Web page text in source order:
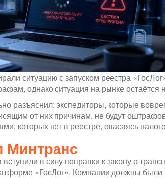
ситуацию с запуском реестра
однако ситуация на рынке остаётся
разъяснил: экспедиторы, которые
от них причинам, не будут
которых нет в реестре, опасаясь
Минтранс
в силу поправки к закону о
«ГосЛог». Компании должны